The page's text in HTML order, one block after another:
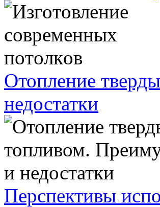
Отопление
недостатки
Перспективы